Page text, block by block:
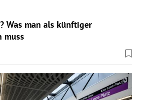
Was man als künftiger
muss